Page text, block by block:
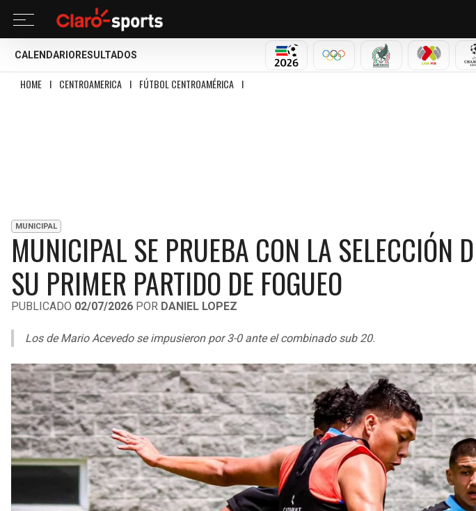
CALENDARIO RESULTADOS
MUNDIAL 2026OLÍMPICOSSELECCIÓNLIGA MX
HOME I CENTROAMERICA I FÚTBOL CENTROAMÉRICA I
MUNICIPAL
MUNICIPAL SE PRUEBA CON LA SELECCIÓN
SU PRIMER PARTIDO DE FOGUEO
PUBLICADO 02/07/2026 POR DANIEL LOPEZ
Los de Mario Acevedo se impusieron por 3-0 ante el combinado sub 20.